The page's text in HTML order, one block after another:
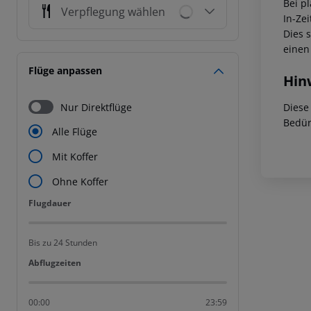
Verpflegung wählen
Flüge anpassen
Nur Direktflüge
Alle Flüge
Mit Koffer
Ohne Koffer
Flugdauer
Flugdauer
Bis zu 24 Stunden
Abflugzeiten
Abflugzeiten
00:00 23:59
Bei
In-
Dies